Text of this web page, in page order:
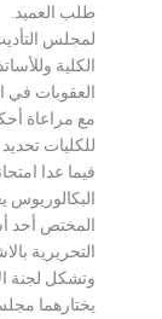
طلب العميد.
لمجلس
الكلية
العقوبات في
مع مراعاة
للكليات
فيما عدا
المختص أحد
التحريرية
وتشكل لجنة
يختارهما